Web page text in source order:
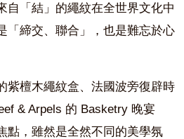
自「結」的繩紋在全世界文化中
「締交、聯合」，也是難忘於心
紫檀木繩紋盒、法國波旁復辟時
& Arpels 的 Basketry 晚宴
點，雖然是全然不同的美學氛